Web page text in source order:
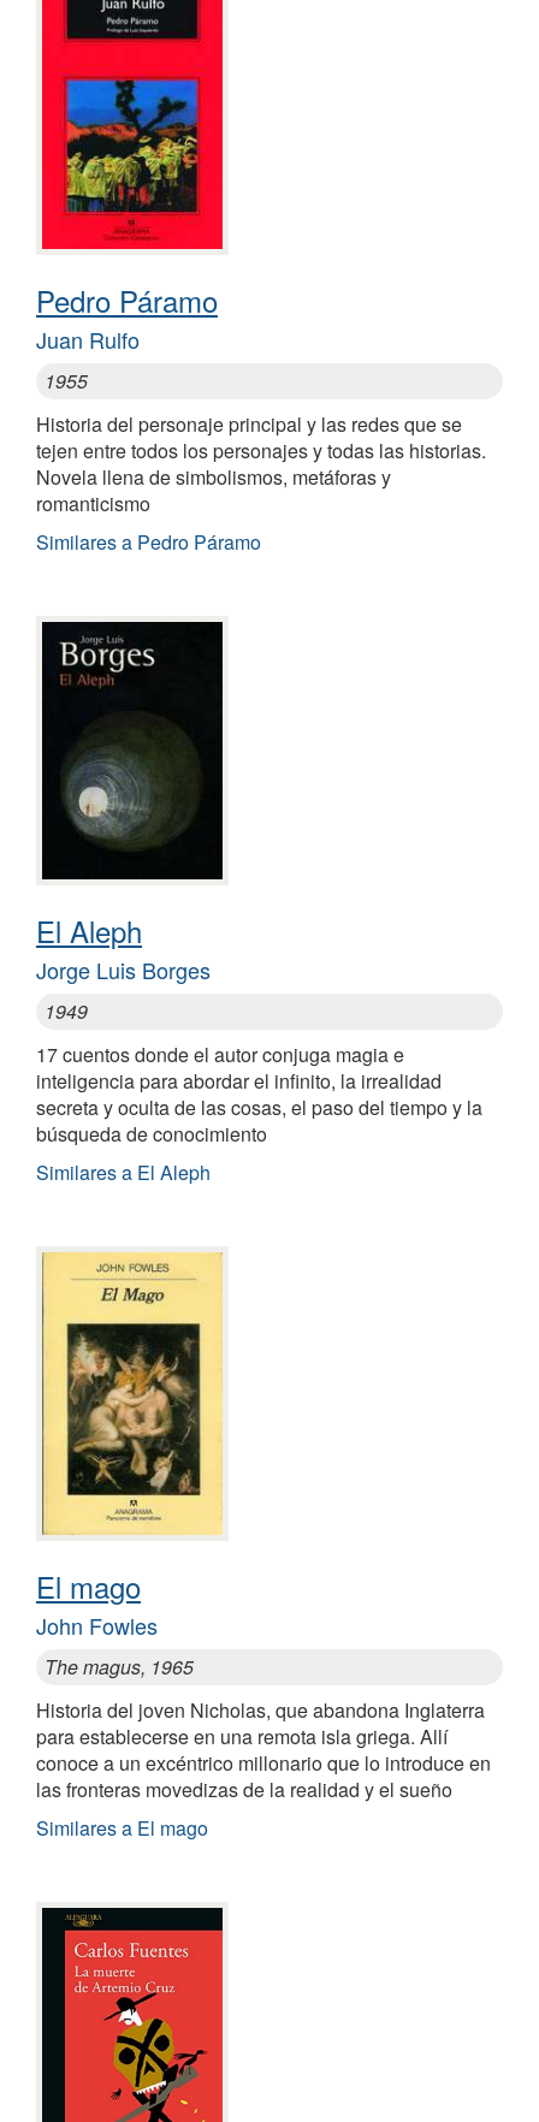
Pedro Páramo
Juan Rulfo
1955
Historia del personaje principal y las redes que se
tejen entre todos los personajes y todas las historias.
Novela llena de simbolismos, metáforas y
romanticismo
Similares a Pedro Páramo
El Aleph
Jorge Luis Borges
1949
17 cuentos donde el autor conjuga magia e
inteligencia para abordar el infinito, la irrealidad
secreta y oculta de las cosas, el paso del tiempo y la
búsqueda de conocimiento
Similares a El Aleph
El mago
John Fowles
The magus, 1965
Historia del joven Nicholas, que abandona Inglaterra
para establecerse en una remota isla griega. Allí
conoce a un excéntrico millonario que lo introduce en
las fronteras movedizas de la realidad y el sueño
Similares a El mago